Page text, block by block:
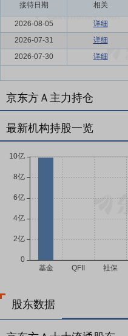
接待日期 相关
2026-08-05 详细
2026-07-31
详细
2026-07-30
详细
京东方Ａ主力持仓
最新机构持股一览
股东数据